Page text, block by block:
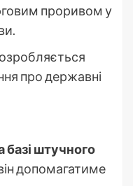
проривом у
про державні
штучного
допомагатиме